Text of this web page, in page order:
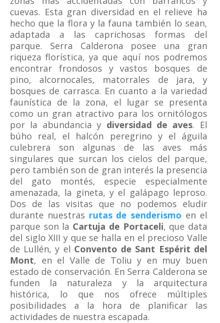
cuevas. Esta gran diversidad en el relieve ha
hecho que la flora y la fauna también lo sean,
adaptada a las caprichosas formas del
parque. Serra Calderona posee una gran
riqueza florística, ya que aquí nos podremos
encontrar frondosos y vastos bosques de
pino, alcornocales, matorrales de jara, y
bosques de carrasca. En cuanto a la variedad
faunística de la zona, el lugar se presenta
como un gran atractivo para los ornitólogos
por la abundancia y diversidad de aves. El
búho real, el halcón peregrino y el águila
culebrera son algunas de las aves más
singulares que surcan los cielos del parque,
pero también son de gran interés la presencia
del gato montés, especie especialmente
amenazada, la gineta, y el galápago leproso.
Dos de las visitas que no podemos eludir
durante nuestras rutas de senderismo en el
parque son la Cartuja de Portaceli, que data
del siglo XIII y que se halla en el precioso Valle
de Lullén, y el Convento de Sant Espérit del
Mont, en el Valle de Toliu y en muy buen
estado de conservación. En Serra Calderona se
funden la naturaleza y la arquitectura
histórica, lo que nos ofrece múltiples
posibilidades a la hora de planificar las
actividades de nuestra escapada.